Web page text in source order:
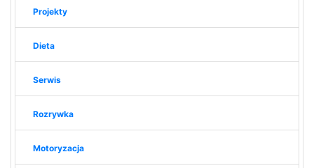
Projekty
Dieta
Serwis
Rozrywka
Motoryzacja